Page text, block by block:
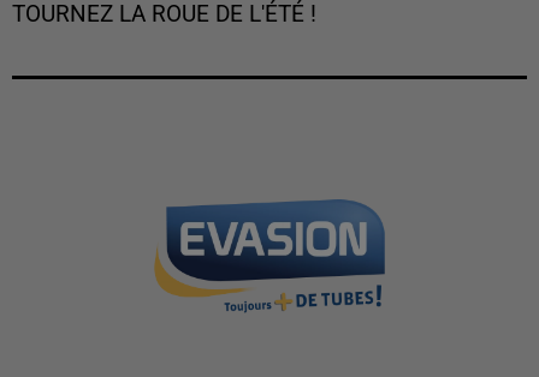
TOURNEZ LA ROUE DE L'ÉTÉ !